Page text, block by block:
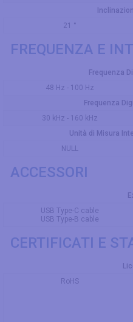
21 °
FREQUENZA E
Frequenza
48 Hz - 100 Hz
Frequenza
30 kHz - 160 kHz
Unità di Misura
NULL
ACCESSORI
USB Type-C cable
USB Type-B cable
CERTIFICATI E
RoHS